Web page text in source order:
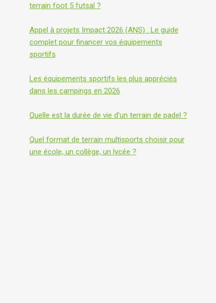
terrain foot 5 futsal ?
Appel à projets Impact 2026 (ANS) : Le guide
complet pour financer vos équipements
sportifs
Les équipements sportifs les plus appréciés
dans les campings en 2026
Quelle est la durée de vie d’un terrain de padel ?
Quel format de terrain multisports choisir pour
une école, un collège, un lycée ?